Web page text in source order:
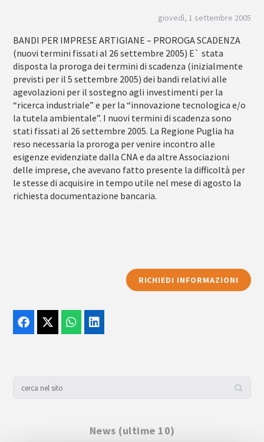
giovedì, 1 settembre 2005
BANDI PER IMPRESE ARTIGIANE – PROROGA SCADENZA
(nuovi termini fissati al 26 settembre 2005) E` stata
disposta la proroga dei termini di scadenza (inizialmente
previsti per il 5 settembre 2005) dei bandi relativi alle
agevolazioni per il sostegno agli investimenti per la
“ricerca industriale” e per la “innovazione tecnologica e/o
la tutela ambientale”. I nuovi termini di scadenza sono
stati fissati al 26 settembre 2005. La Regione Puglia ha
reso necessaria la proroga per venire incontro alle
esigenze evidenziate dalla CNA e da altre Associazioni
delle imprese, che avevano fatto presente la difficoltà per
le stesse di acquisire in tempo utile nel mese di agosto la
richiesta documentazione bancaria.
RICHIEDI INFORMAZIONI
News (ultime 10)